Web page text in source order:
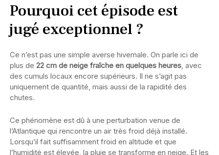
Pourquoi cet épisode est
jugé exceptionnel ?
Ce n’est pas une simple averse hivernale. On parle ici de
plus de 22 cm de neige fraîche en quelques heures, avec
des cumuls locaux encore supérieurs. Il ne s’agit pas
uniquement de quantité, mais aussi de la rapidité des
chutes.
Ce phénomène est dû à une perturbation venue de
l’Atlantique qui rencontre un air très froid déjà installé.
Lorsqu’il fait suffisamment froid en altitude et que
l’humidité est élevée, la pluie se transforme en neige. Et les